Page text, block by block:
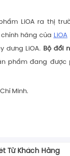
LiOA ra thị
hãng của LiOA
dưng LiOA. Bộ đổi
phẩm đang được
Minh.
Từ Khách Hàng